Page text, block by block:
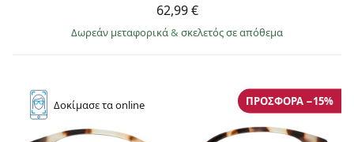
62,99 €
Δωρεάν μεταφορικά& σκελετός σε απόθεμα
Δοκίμασετα online ΠΡΟΣΦΟΡΆ −15%